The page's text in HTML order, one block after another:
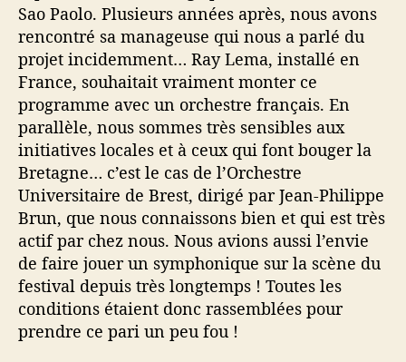
Sao Paolo. Plusieurs années après, nous avons
rencontré sa manageuse qui nous a parlé du
projet incidemment… Ray Lema, installé en
France, souhaitait vraiment monter ce
programme avec un orchestre français. En
parallèle, nous sommes très sensibles aux
initiatives locales et à ceux qui font bouger la
Bretagne… c’est le cas de l’Orchestre
Universitaire de Brest, dirigé par Jean-Philippe
Brun, que nous connaissons bien et qui est très
actif par chez nous. Nous avions aussi l’envie
de faire jouer un symphonique sur la scène du
festival depuis très longtemps ! Toutes les
conditions étaient donc rassemblées pour
prendre ce pari un peu fou !